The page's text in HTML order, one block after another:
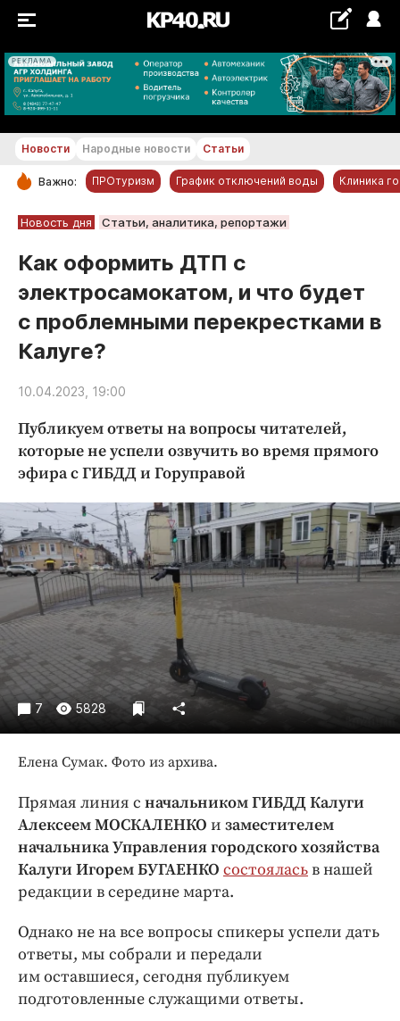
РЕКЛАМА
+20...+21 °С
РУБРИКИ
Обнинск
Новости компаний
Статьи
Народные новости
Авто и транспорт
Благоустройство
Культура
Недвижимость и ЖКХ
Общество
Погода
Праздники
Происшествия
Спорт
Экономика и бизнес
ПРОЕКТЫ
Блоги
Интересное чтиво
Клиника года
Бренд года
Работодатель года
Новости Народные новости Статьи
Важно: ПРОтуризм График отключений воды Клиника
Новость дня Статьи, аналитика, репортажи
Как оформить ДТП с
электросамокатом, и что будет
с проблемными перекрестками в
Калуге?
10.04.2023, 19:00
Публикуем ответы на вопросы читателей,
которые не успели озвучить во время прямого
эфира с ГИБДД и Горуправой
7 5828
Елена Сумак. Фото из архива.
Прямая линия с начальником ГИБДД Калуги
Алексеем МОСКАЛЕНКО и заместителем
начальника Управления городского хозяйства
Калуги Игорем БУГАЕНКО состояласьв нашей
редакции в середине марта.
Однако не на все вопросы спикеры успели дать
ответы, мы собрали и передали
им оставшиеся, сегодня публикуем
подготовленные служащими ответы.